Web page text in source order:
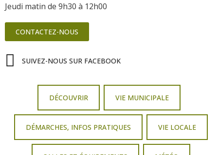
Jeudi matin de 9h30 à 12h00
CONTACTEZ-NOUS
SUIVEZ-NOUS SUR FACEBOOK
DÉCOUVRIR VIE MUNICIPALE
DÉMARCHES, INFOS PRATIQUES VIE LOCALE